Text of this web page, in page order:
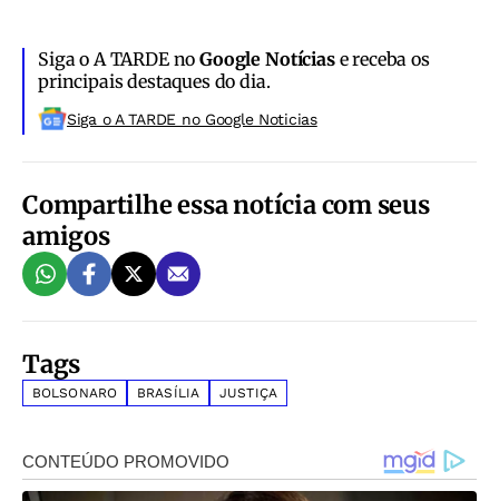
Siga o A TARDE noGoogle Notíciase receba os
principais destaques do dia.
Siga o A TARDE no Google Noticias
Compartilhe essa notícia com seus
amigos
Tags
BOLSONARO BRASÍLIA JUSTIÇA